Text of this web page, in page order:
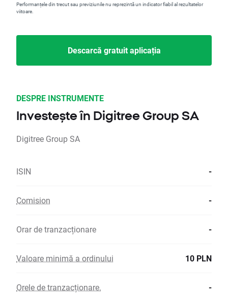
Performanțele din trecut sau previziunile nu reprezintă un indicator fiabil al rezultatelor
viitoare.
Descarcă gratuit aplicația
DESPRE INSTRUMENTE
Investește în Digitree Group SA
Digitree Group SA
ISIN -
Comision -
Orar de tranzacționare -
Valoare minimă a ordinului 10 PLN
Orele de tranzacționare. -